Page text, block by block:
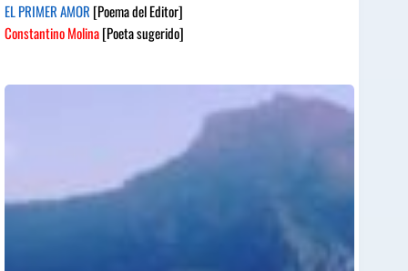
EL PRIMER AMOR [Poema del Editor]
Constantino Molina[Poeta sugerido]